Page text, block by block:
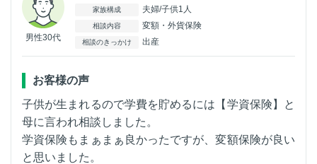
男性30代
家族構成 夫婦/子供1人
相談内容 変額・外貨保険
相談のきっかけ 出産
お客様の声
子供が生まれるので学費を貯めるには【学資保険】と
母に言われ相談しました。
学資保険もまぁまぁ良かったですが、変額保険が良い
と思いました。